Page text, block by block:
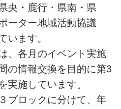
央・鹿行・県南・県
ーター地域活動協議
います。
、各月のイベント実施
の情報交換を目的に第3
実施しています。
ブロックに分けて、年